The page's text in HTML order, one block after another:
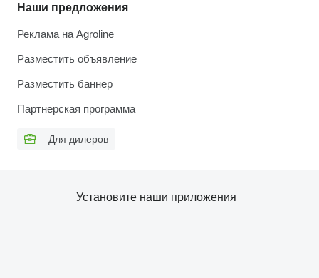
Наши предложения
Реклама на Agroline
Разместить объявление
Разместить баннер
Партнерская программа
Для дилеров
Установите наши приложения